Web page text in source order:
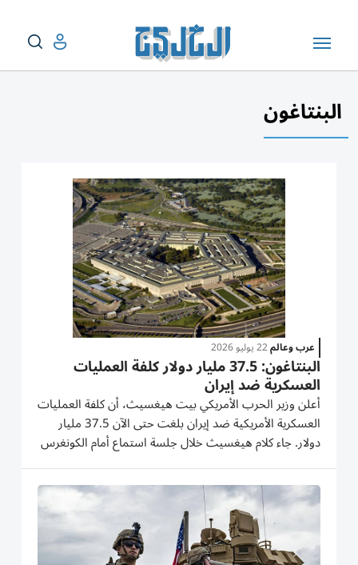
البنتاغون
عرب وعالم22 يوليو 2026
البنتاغون: 37.5 مليار دولار كلفة العمليات
العسكرية ضد إيران
أعلن وزير الحرب الأمريكي بيت هيغسيث، أن كلفة العمليات
العسكرية الأمريكية ضد إيران بلغت حتى الآن 37.5 مليار
دولار. جاء كلام هيغسيث خلال جلسة استماع أمام الكونغرس
شارك فيها رئيس هيئة الأركان المشتركة الأمريكية دان كاين،
وتمحورت حول طلب إدارة الرئيس الأمريكي دونالد ترامب...